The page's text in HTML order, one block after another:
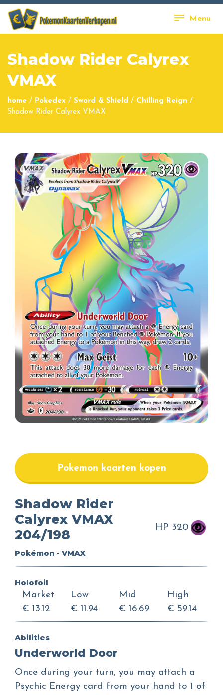
Menu
Shadow Rider Calyrex
VMAX
home / Pokedex / Sword & Shield / Chilling Reign /
Shadow Rider Calyrex VMAX
Pokemon kaarten kopen
Shadow Rider
Calyrex VMAX
204/198
Pokémon - VMAX
HP 320
Holofoil
Market
€ 13.12
Low
€ 11.94
Mid
€ 16.69
High
€ 59.14
Abilities
Underworld Door
Once during your turn, you may attach a
Psychic Energy card from your hand to 1 of